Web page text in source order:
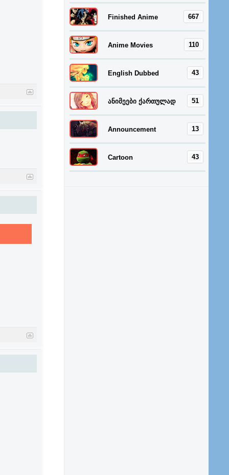
667
Finished Anime
110
Anime Movies
43
English Dubbed
51
ანიმეები ქართულად
13
Announcement
43
Cartoon